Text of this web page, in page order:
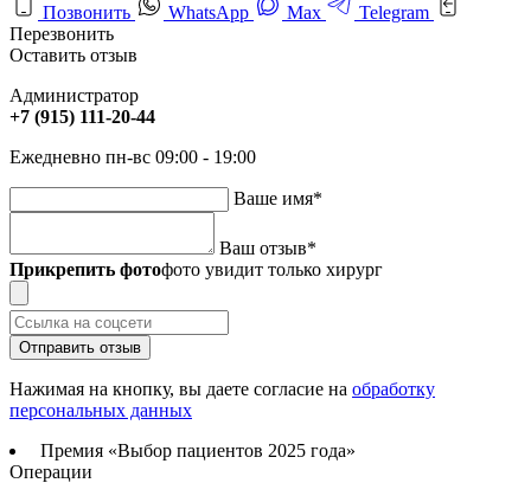
Позвонить
WhatsApp Max
Telegram
Перезвонить
Оставить отзыв
Администратор
+7 (915) 111-20-44
Ежедневно пн-вс 09:00 - 19:00
Ваше имя*
Ваш отзыв*
Прикрепить фотофото увидит только хирург
Отправить отзыв
Нажимая на кнопку, вы даете согласие на обработку
персональных данных
Премия «Выбор пациентов 2025 года»
Операции